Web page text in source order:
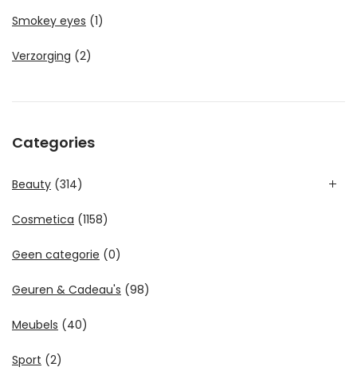
Smokey eyes (1)
Verzorging (2)
Categories
Beauty (314)
Cosmetica (1158)
Geen categorie (0)
Geuren & Cadeau's (98)
Meubels (40)
Sport (2)